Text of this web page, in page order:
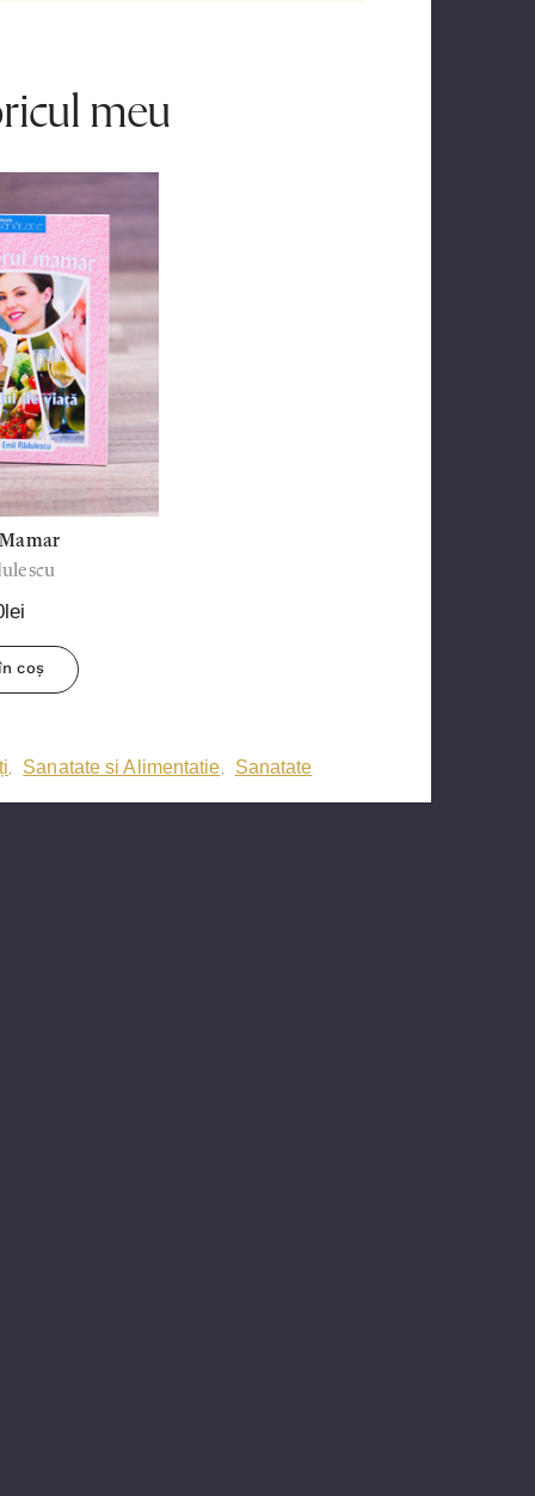
meu
coș
, Sanatate si Alimentatie, Sanatate